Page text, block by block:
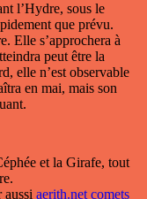
l’Hydre, sous le
que prévu.
Elle s’approchera à
peut être la
elle n’est observable
en mai, mais son
et la Girafe, tout
aussi aerith.net comets